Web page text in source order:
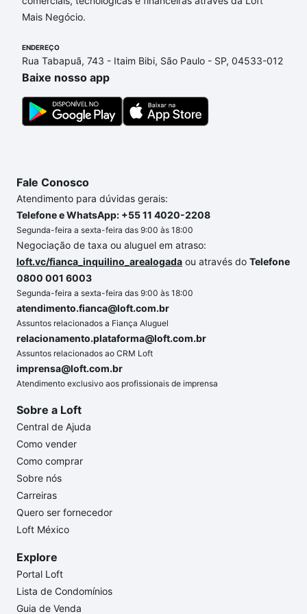
portal quanto custa comprar um apartamento
sonhos com segurança e conforto. Loft, com você
até as chaves.
Mais Negócio.
ENDEREÇO
Rua Tabapuã, 743 - Itaim Bibi, São Paulo - SP, 04533-012
Baixe nosso app
Fale Conosco
Atendimento para dúvidas gerais:
Telefone e WhatsApp: +55 11 4020-2208
Segunda-feira a sexta-feira das 9:00 às 18:00
Negociação de taxa ou aluguel em atraso:
loft.vc/fianca_inquilino_arealogada ou através do Telefone
0800 001 6003
Segunda-feira a sexta-feira das 9:00 às 18:00
atendimento.fianca@loft.com.br
Assuntos relacionados a Fiança Aluguel
relacionamento.plataforma@loft.com.br
Assuntos relacionados ao CRM Loft
imprensa@loft.com.br
Atendimento exclusivo aos profissionais de imprensa
Sobre a Loft
Central de Ajuda
Como vender
Como comprar
Sobre nós
Carreiras
Quero ser fornecedor
Loft México
Explore
Portal Loft
Lista de Condomínios
Guia de Venda